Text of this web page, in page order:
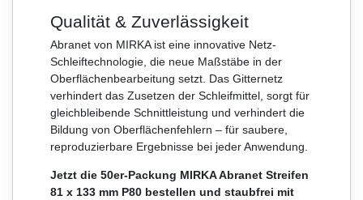
Qualität & Zuverlässigkeit
Abranet von MIRKA ist eine innovative Netz-
Schleiftechnologie, die neue Maßstäbe in der
Oberflächenbearbeitung setzt. Das Gitternetz
verhindert das Zusetzen der Schleifmittel, sorgt für
gleichbleibende Schnittleistung und verhindert die
Bildung von Oberflächenfehlern – für saubere,
reproduzierbare Ergebnisse bei jeder Anwendung.
Jetzt die 50er-Packung MIRKA Abranet Streifen
81 x 133 mm P80 bestellen und staubfrei mit